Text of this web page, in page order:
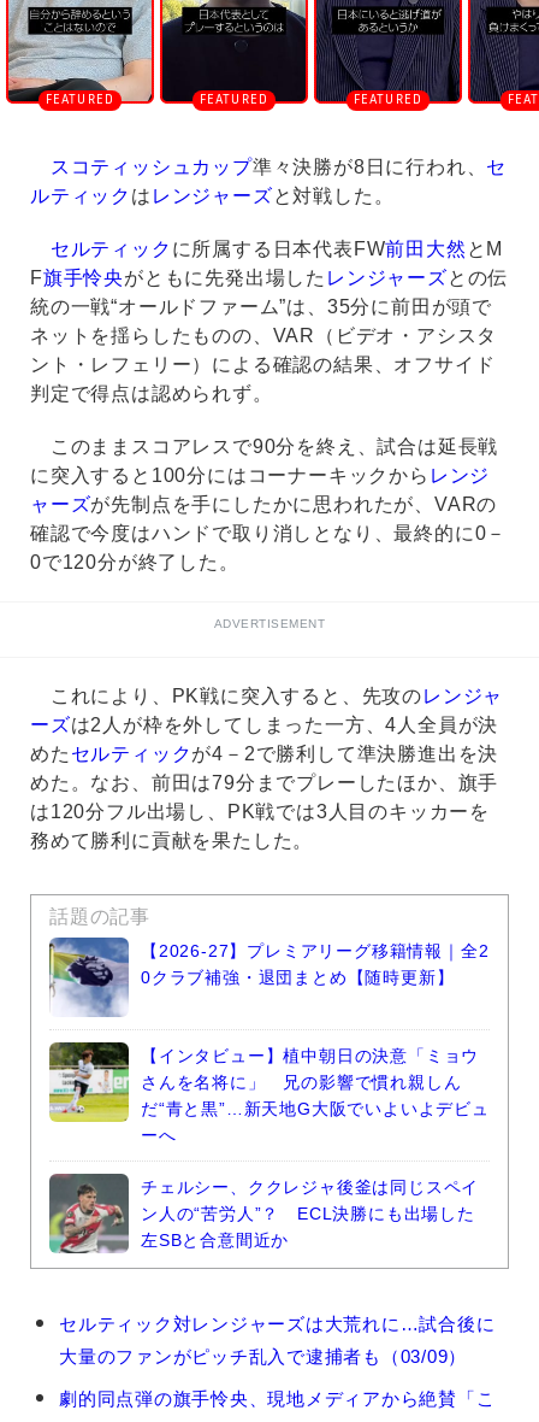
スコティッシュカップ準々決勝が8日に行われ、 セ
ルティック は レンジャーズと対戦した。
セルティック に所属する日本代表FW前田大然 とM
F旗手怜央がともに先発出場した レンジャーズとの伝
統の一戦“オールドファーム”は、35分に前田が頭で
ネットを揺らしたものの、VAR（ビデオ・アシスタ
ント・レフェリー）による確認の結果、オフサイド
判定で得点は認められず。
このままスコアレスで90分を終え、試合は延長戦
に突入すると100分にはコーナーキックから レンジ
ャーズが先制点を手にしたかに思われたが、VARの
確認で今度はハンドで取り消しとなり、最終的に0－
0で120分が終了した。
ADVERTISEMENT
これにより、PK戦に突入すると、先攻のレンジャ
ーズは2人が枠を外してしまった一方、4人全員が決
めた セルティックが4－2で勝利して準決勝進出を決
めた。なお、前田は79分までプレーしたほか、旗手
は120分フル出場し、PK戦では3人目のキッカーを
務めて勝利に貢献を果たした。
話題の記事
【2026-27】プレミアリーグ移籍情報｜全2
0クラブ補強・退団まとめ【随時更新】
【インタビュー】植中朝日の決意「ミョウ
さんを名将に」 兄の影響で慣れ親しん
だ“青と黒”…新天地G大阪でいよいよデビュ
ーへ
チェルシー、ククレジャ後釜は同じスペイ
ン人の“苦労人”？ ECL決勝にも出場した
左SBと合意間近か
前
然
セルティック対レンジャーズは大荒れに…試合後に
大量のファンがピッチ乱入で逮捕者も（03/09）
劇的同点弾の旗手怜央、現地メディアから絶賛「こ